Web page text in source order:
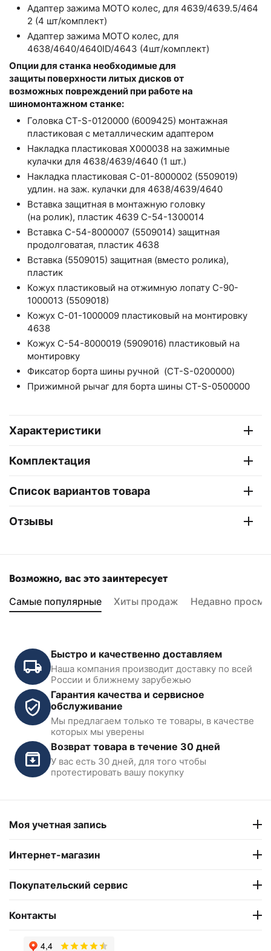
Адаптер зажима МОТО колес, для 4639/4639.5/464
2 (4 шт/комплект)
Адаптер зажима МОТО колес, для
4638/4640/4640ID/4643 (4шт/комплект)
Опции для станка необходимые для
защиты поверхности литых дисков от
возможных повреждений при работе на
шиномонтажном станке:
Головка CT-S-0120000 (6009425) монтажная
пластиковая с металлическим адаптером
Накладка пластиковая X000038 на зажимные
кулачки для 4638/4639/4640 (1 шт.)
Накладка пластиковая C-01-8000002 (5509019)
удлин. на заж. кулачки для 4638/4639/4640
Вставка защитная в монтажную головку
(на ролик), пластик 4639 C-54-1300014
Вставка C-54-8000007 (5509014) защитная
продолговатая, пластик 4638
Вставка (5509015) защитная (вместо ролика),
пластик
Кожух пластиковый на отжимную лопату C-90-
1000013 (5509018)
Кожух C-01-1000009 пластиковый на монтировку
4638
Кожух C-54-8000019 (5909016) пластиковый на
монтировку
Фиксатор борта шины ручной (CT-S-0200000)
Прижимной рычаг для борта шины CT-S-0500000
Характеристики
Комплектация
Список вариантов товара
Отзывы
Возможно, вас это заинтересует
Самые популярные Хиты продаж Недавно
Шиномонтажный станок
10-24" KraftWell KRW22
В наличии
Шиномонтажный станок
Nordberg 4638E_220V
В наличии
Быстро и качественно доставляем
Наша компания производит доставку по всей
России и ближнему зарубежью
Гарантия качества и сервисное
обслуживание
Мы предлагаем только те товары, в качестве
которых мы уверены
Возврат товара в течение 30 дней
У вас есть 30 дней, для того чтобы
протестировать вашу покупку
Моя учетная запись
Интернет-магазин
Покупательский сервис
Контакты